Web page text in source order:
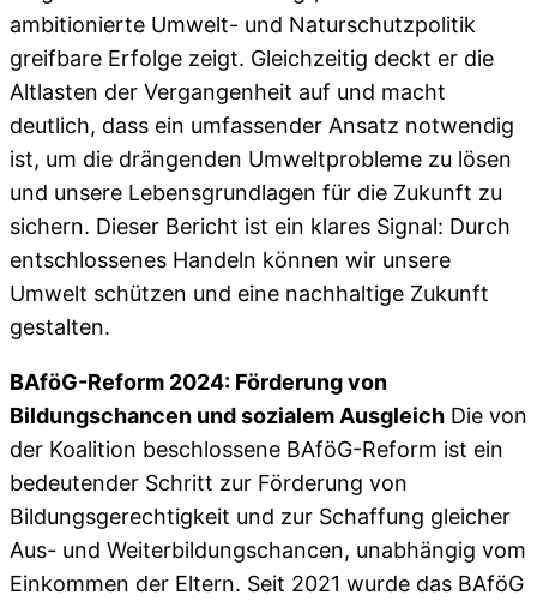
ambitionierte Umwelt- und Naturschutzpolitik
greifbare Erfolge zeigt. Gleichzeitig deckt er die
Altlasten der Vergangenheit auf und macht
deutlich, dass ein umfassender Ansatz notwendig
ist, um die drängenden Umweltprobleme zu lösen
und unsere Lebensgrundlagen für die Zukunft zu
sichern. Dieser Bericht ist ein klares Signal: Durch
entschlossenes Handeln können wir unsere
Umwelt schützen und eine nachhaltige Zukunft
gestalten.
BAföG-Reform 2024: Förderung von
Bildungschancen und sozialem Ausgleich Die von
der Koalition beschlossene BAföG-Reform ist ein
bedeutender Schritt zur Förderung von
Bildungsgerechtigkeit und zur Schaffung gleicher
Aus- und Weiterbildungschancen, unabhängig vom
Einkommen der Eltern. Seit 2021 wurde das BAföG